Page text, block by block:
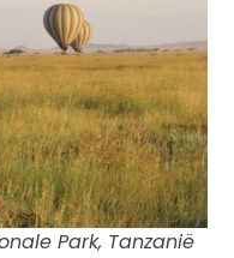
Park, Tanzanië